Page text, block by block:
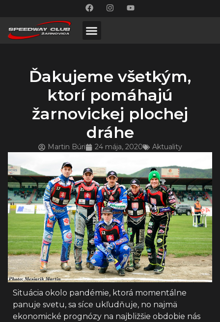
Ďakujeme všetkým,
ktorí pomáhajú
žarnovickej plochej
dráhe
Martin Búri 24 mája, 2020 Aktuality
Situácia okolo pandémie, ktorá momentálne
panuje svetu, sa síce ukľudňuje, no najmä
ekonomické prognózy na najbližšie obdobie nás